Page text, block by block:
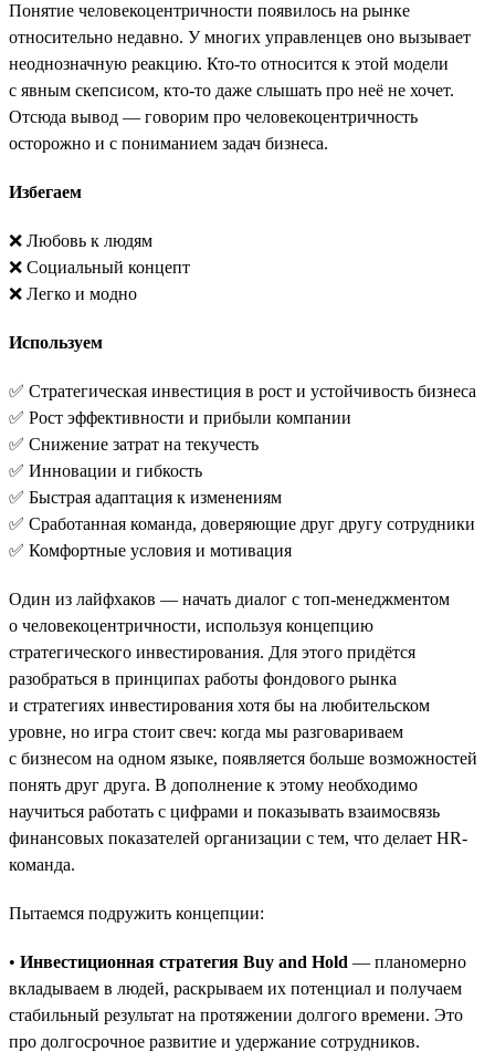
Понятие человекоцентричности появилось на рынке
относительно недавно. У многих управленцев оно вызывает
неоднозначную реакцию. Кто-то относится к этой модели
с явным скепсисом, кто-то даже слышать про неё не хочет.
Отсюда вывод — говорим про человекоцентричность
осторожно и с пониманием задач бизнеса.
Избегаем
❌ Любовь к людям
❌ Социальный концепт
❌ Легко и модно
Используем
✅ Стратегическая инвестиция в рост и устойчивость бизнеса
✅ Рост эффективности и прибыли компании
✅ Снижение затрат на текучесть
✅ Инновации и гибкость
✅ Быстрая адаптация к изменениям
✅ Сработанная команда, доверяющие друг другу сотрудники
✅ Комфортные условия и мотивация
Один из лайфхаков — начать диалог с топ-менеджментом
о человекоцентричности, используя концепцию
стратегического инвестирования. Для этого придётся
разобраться в принципах работы фондового рынка
и стратегиях инвестирования хотя бы на любительском
уровне, но игра стоит свеч: когда мы разговариваем
с бизнесом на одном языке, появляется больше возможностей
понять друг друга. В дополнение к этому необходимо
научиться работать с цифрами и показывать взаимосвязь
финансовых показателей организации с тем, что делает HR-
команда.
Пытаемся подружить концепции:
• Инвестиционная стратегия Buy and Hold — планомерно
вкладываем в людей, раскрываем их потенциал и получаем
стабильный результат на протяжении долгого времени. Это
про долгосрочное развитие и удержание сотрудников.